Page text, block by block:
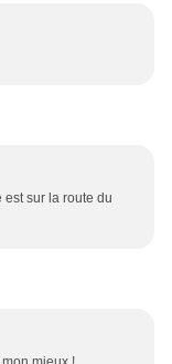
sur la route du